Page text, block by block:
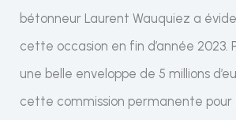
bétonneur Laurent Wauquiez a
cette occasion en fin d’année 2023.
une belle enveloppe de 5 millions
cette commission permanente pour